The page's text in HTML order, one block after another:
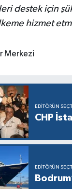
destek için
hizmet
Merkezi
EDITÖRÜN
CHP
EDITÖRÜN